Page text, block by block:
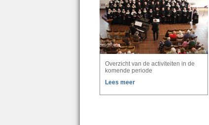
Overzicht van de activiteiten in de
komende periode
Lees meer